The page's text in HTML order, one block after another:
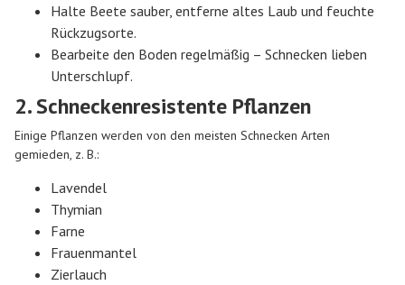
Halte Beete sauber, entferne altes Laub und feuchte
Rückzugsorte.
Bearbeite den Boden regelmäßig – Schnecken lieben
Unterschlupf.
2. Schneckenresistente Pflanzen
Einige Pflanzen werden von den meisten Schnecken Arten
gemieden, z. B.:
Lavendel
Thymian
Farne
Frauenmantel
Zierlauch